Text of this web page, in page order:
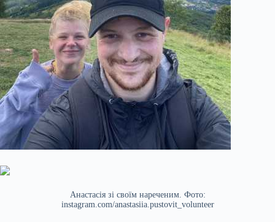
Анастасія зі своїм нареченим. Фото:
instagram.com/anastasiia.pustovit_volunteer